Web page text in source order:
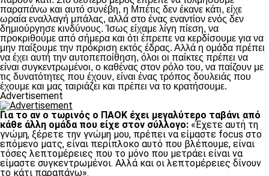
παραπάνω και αυτό συνέβη, η Μπέτις δεν έκανε κάτι, είχε
ωραία εναλλαγή μπάλας, αλλά στο ένας εναντίον ενός δεν
δημιούργησε κινδύνους. Ίσως είχαμε λίγη πίεση, να
προκριθούμε από σήμερα και ότι έπρεπε να κερδίσουμε για να
μην παίξουμε την πρόκριση εκτός έδρας. Αλλά η ομάδα πρέπει
να έχει αυτή την αυτοπεποίθηση, όλοι οι παίκτες πρέπει να
είναι συγκεντρωμένοι, ο καθένας στον ρόλο του, να παίζουν με
τις δυνατότητες που έχουν, είναι ένας τρόπος δουλειάς που
έχουμε και μας ταιριάζει και πρέπει να το κρατήσουμε.
Advertisement
Για το αν ο τωρινός ο ΠΑΟΚ έχει μεγαλύτερο ταβάνι από
κάθε άλλη ομάδα που είχε στον σύλλογο: «Έχετε αυτή τη
γνώμη, ξέρετε την γνώμη μου, πρέπει να είμαστε focus στο
επόμενο ματς, είναι περίπλοκο αυτό που βλέπουμε, είναι
τόσες λεπτομέρειες που το μόνο που μετράει είναι να
είμαστε συγκεντρωμένοι. Αλλά και οι λεπτομέρειες δίνουν
το κάτι παραπάνω».